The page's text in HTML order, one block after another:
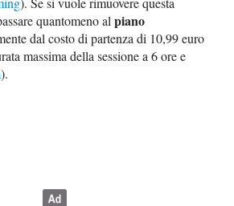
quantomeno alpiano
dal costo di partenza di 10,99 euro
massima della sessione a 6 ore e
).